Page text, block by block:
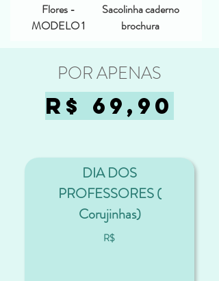
Flores -
MODELO 1
Sacolinha caderno
brochura
POR APENAS
R$ 69,90
DIA DOS
PROFESSORES (
Corujinhas)
R$